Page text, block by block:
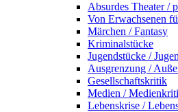
Absurdes Theater /
Von Erwachsenen
Märchen / Fantasy
Kriminalstücke
Jugendstücke /
Ausgrenzung /
Gesellschaftskritik
Medien /
Lebenskrise /